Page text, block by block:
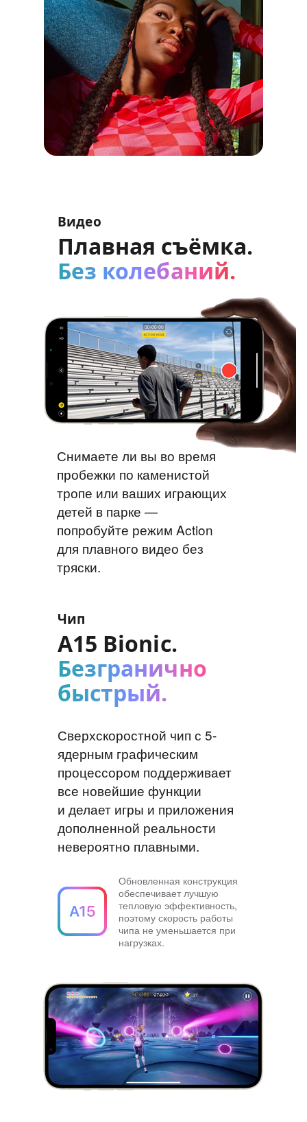
Видео
Плавная съёмка.
Без колебаний.
Снимаете ли вы во время
пробежки по каменистой
тропе или ваших играющих
детей в парке —
попробуйте режим Action
для плавного видео без
тряски.
Чип
A15 Bionic.
Безгранично
быстрый.
Сверхскоростной чип с 5-
ядерным графическим
процессором поддерживает
все новейшие функции
и делает игры и приложения
дополненной реальности
невероятно плавными.
Обновленная конструкция
обеспечивает лучшую
тепловую эффективность,
поэтому скорость работы
чипа не уменьшается при
нагрузках.